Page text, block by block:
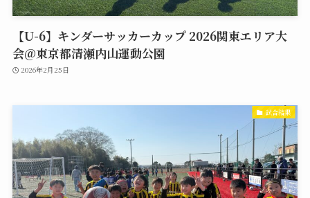
【U-6】キンダーサッカーカップ 2026関東エリア大
会@東京都清瀬内山運動公園
2026年2月25日
試合結果